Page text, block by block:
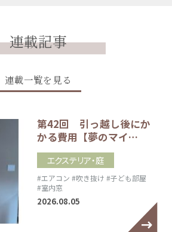
連載記事
連載一覧を見る
第42回 引っ越し後にか
かる費用【夢のマイ…
エクステリア・庭
#エアコン #吹き抜け #子ども部屋
#室内窓
2026.08.05